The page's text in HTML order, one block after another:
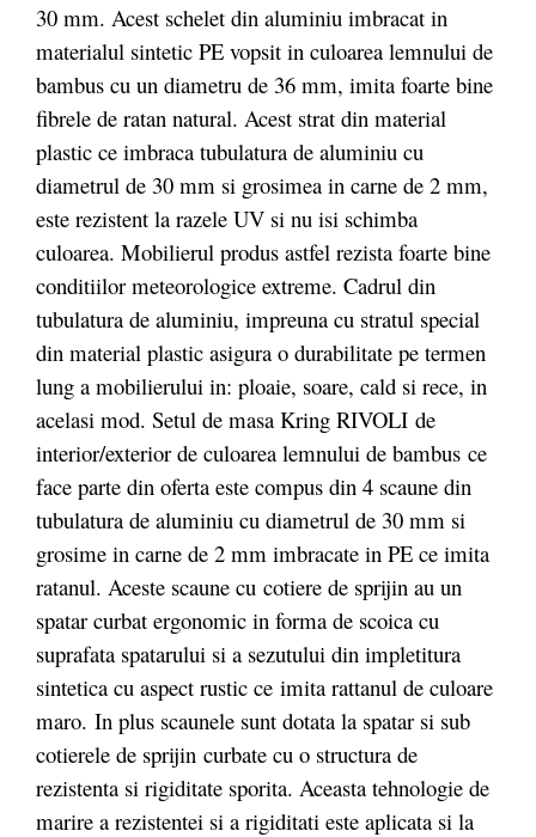
30 mm. Acest schelet din aluminiu imbracat in
materialul sintetic PE vopsit in culoarea lemnului de
bambus cu un diametru de 36 mm, imita foarte bine
fibrele de ratan natural. Acest strat din material
plastic ce imbraca tubulatura de aluminiu cu
diametrul de 30 mm si grosimea in carne de 2 mm,
este rezistent la razele UV si nu isi schimba
culoarea. Mobilierul produs astfel rezista foarte bine
conditiilor meteorologice extreme. Cadrul din
tubulatura de aluminiu, impreuna cu stratul special
din material plastic asigura o durabilitate pe termen
lung a mobilierului in: ploaie, soare, cald si rece, in
acelasi mod. Setul de masa Kring RIVOLI de
interior/exterior de culoarea lemnului de bambus ce
face parte din oferta este compus din 4 scaune din
tubulatura de aluminiu cu diametrul de 30 mm si
grosime in carne de 2 mm imbracate in PE ce imita
ratanul. Aceste scaune cu cotiere de sprijin au un
spatar curbat ergonomic in forma de scoica cu
suprafata spatarului si a sezutului din impletitura
sintetica cu aspect rustic ce imita rattanul de culoare
maro. In plus scaunele sunt dotata la spatar si sub
cotierele de sprijin curbate cu o structura de
rezistenta si rigiditate sporita. Aceasta tehnologie de
marire a rezistentei si a rigiditati este aplicata si la